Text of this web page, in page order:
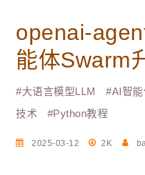
openai-
能体Swarm
#大语言模型LLM #AI智
技术
#Python教程
2025-03-12 2K